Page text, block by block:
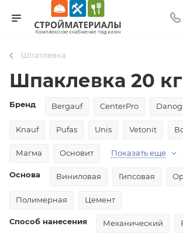
Шпатлевка
Шпаклевка 20 кг
Бренд Bergauf CenterPro
Knauf Pufas Unis Vetonit
Магма Основит Показать еще
Основа Виниловая Гипсовая
Полимерная Цемент
Способ нанесения Механический